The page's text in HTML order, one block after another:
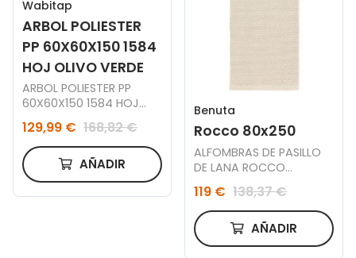
Wabitap
ARBOL POLIESTER
PP 60X60X150 1584
HOJ OLIVO VERDE
ARBOL POLIESTER PP
60X60X150 1584 HOJ
OLIVO VERDE
129,99 € 168,82 €
AÑADIR
Benuta
Rocco 80x250
ALFOMBRAS DE PASILLO
DE LANA ROCCO
119 € 138,37 €
AÑADIR